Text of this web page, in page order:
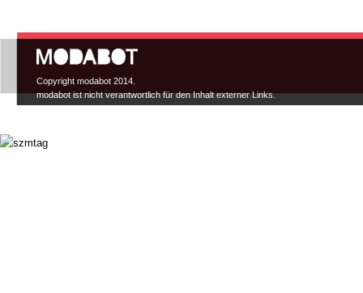
Hauptmenü
Copyright modabot 2014.
modabot ist nicht verantwortlich für den Inhalt externer Links.